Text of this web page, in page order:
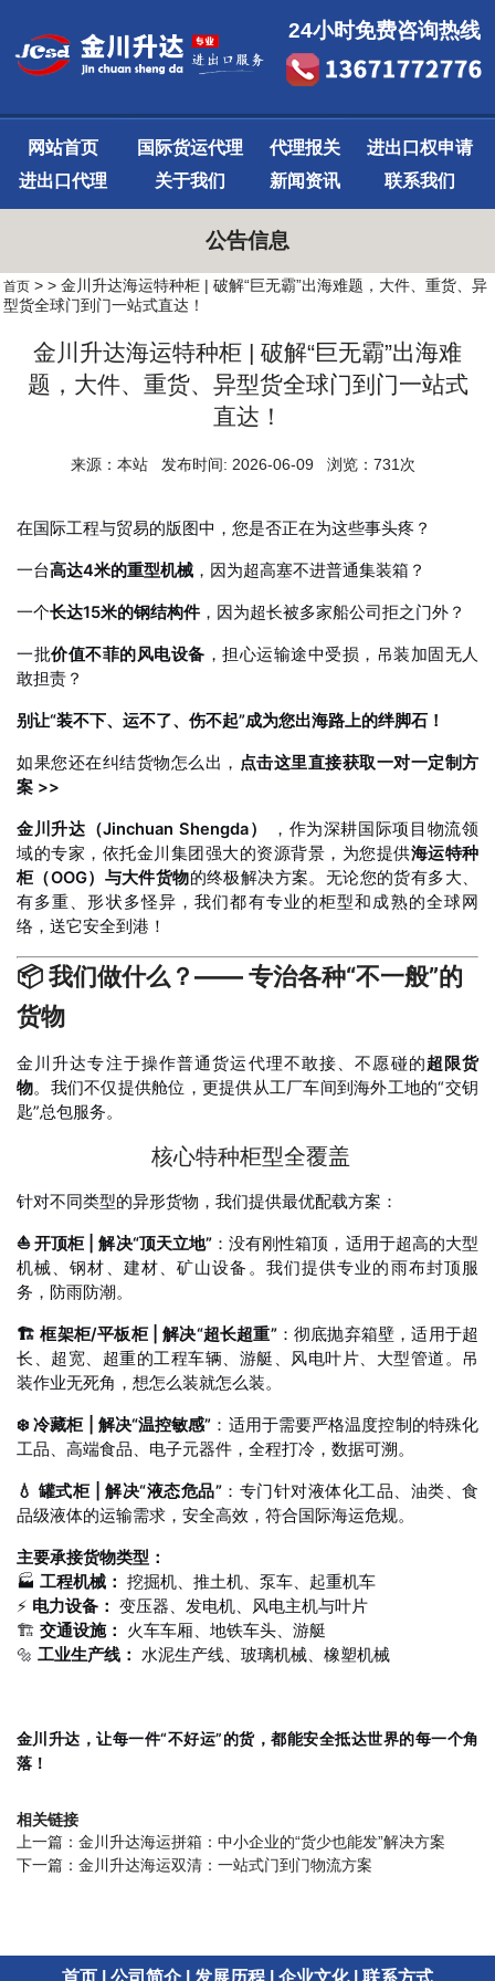
24小时免费咨询热线
网站首页 国际货运代理 代理报关
进出口权申请
进出口代理
关于我们 新闻资讯 联系我们
公告信息
首页 > > 金川升达海运特种柜 | 破解“巨无霸”出海难题，大件、重货、异
型货全球门到门一站式直达！
金川升达海运特种柜 | 破解“巨无霸”出海难
题，大件、重货、异型货全球门到门一站式
直达！
来源：本站 发布时间: 2026-06-09 浏览：731次
在国际工程与贸易的版图中，您是否正在为这些事头疼？
一台高达4米的重型机械 ，因为超高塞不进普通集装箱？
一个长达15米的钢结构件 ，因为超长被多家船公司拒之门外？
一批价值不菲的风电设备 ，担心运输途中受损，吊装加固无人
敢担责？
别让“装不下、运不了、伤不起”成为您出海路上的绊脚石！
如果您还在纠结货物怎么出， 点击这里直接获取一对一定制方
案 >>
金川升达（Jinchuan Shengda）
，作为深耕国际项目物流领
域的专家，依托金川集团强大的资源背景，为您提供海运特种
柜（OOG）与大件货物的终极解决方案。无论您的货有多大、
有多重、形状多怪异，我们都有专业的柜型和成熟的全球网
络，送它安全到港！
📦 我们做什么？—— 专治各种“不一般”的
货物
金川升达专注于操作普通货运代理不敢接、不愿碰的超限货
物。我们不仅提供舱位，更提供从工厂车间到海外工地的“交钥
匙”总包服务。
核心特种柜型全覆盖
针对不同类型的异形货物，我们提供最优配载方案：
⛵ 开顶柜 | 解决“顶天立地”：没有刚性箱顶，适用于超高的大型
机械、钢材、建材、矿山设备。我们提供专业的雨布封顶服
务，防雨防潮。
🏗️ 框架柜/平板柜 | 解决“超长超重”：彻底抛弃箱壁，适用于超
长、超宽、超重的工程车辆、游艇、风电叶片、大型管道。吊
装作业无死角，想怎么装就怎么装。
❄️ 冷藏柜 | 解决“温控敏感” ：适用于需要严格温度控制的特殊化
工品、高端食品、电子元器件，全程打冷，数据可溯。
💧 罐式柜 | 解决“液态危品”：专门针对液体化工品、油类、食
品级液体的运输需求，安全高效，符合国际海运危规。
主要承接货物类型：
🏭 工程机械： 挖掘机、推土机、泵车、起重机车
⚡ 电力设备： 变压器、发电机、风电主机与叶片
🏗️ 交通设施：
火车车厢、地铁车头、游艇
🔩 工业生产线： 水泥生产线、玻璃机械、橡塑机械
金川升达，让每一件“不好运”的货，都能安全抵达世界的每一个角
落！
相关链接
上一篇： 金川升达海运拼箱：中小企业的“货少也能发”解决方案
下一篇： 金川升达海运双清：一站式门到门物流方案
首页 公司简介| 发展历程 企业文化| 联系方式